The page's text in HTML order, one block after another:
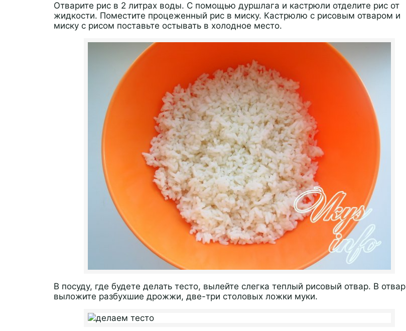
Отварите рис в 2 литрах воды. С помощью дуршлага и кастрюли отделите рис от
жидкости. Поместите процеженный рис в миску. Кастрюлю с рисовым отваром и
миску с рисом поставьте остывать в холодное место.
В посуду, где будете делать тесто, вылейте слегка теплый рисовый отвар. В отвар
выложите разбухшие дрожжи, две-три столовых ложки муки.